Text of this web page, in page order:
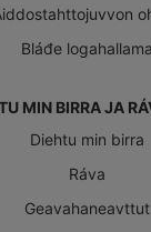
Bláđe logahallama
MIN BIRRA JA
Diehtu min birra
Ráva
Geavahaneavttut